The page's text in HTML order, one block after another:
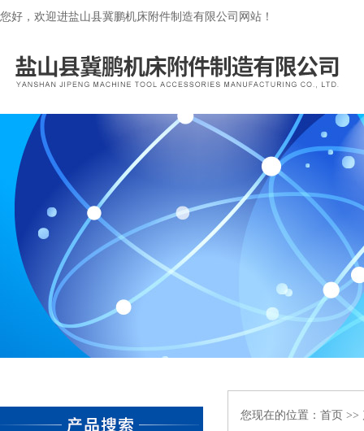
您好，欢迎进盐山县冀鹏机床附件制造有限公司网站！
您现在的位置： 首页 >>